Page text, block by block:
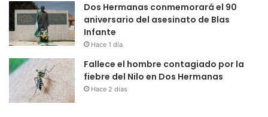
Dos Hermanas conmemorará el 90
aniversario del asesinato de Blas
Infante
Hace 1 día
Fallece el hombre contagiado por la
fiebre del Nilo en Dos Hermanas
Hace 2 días